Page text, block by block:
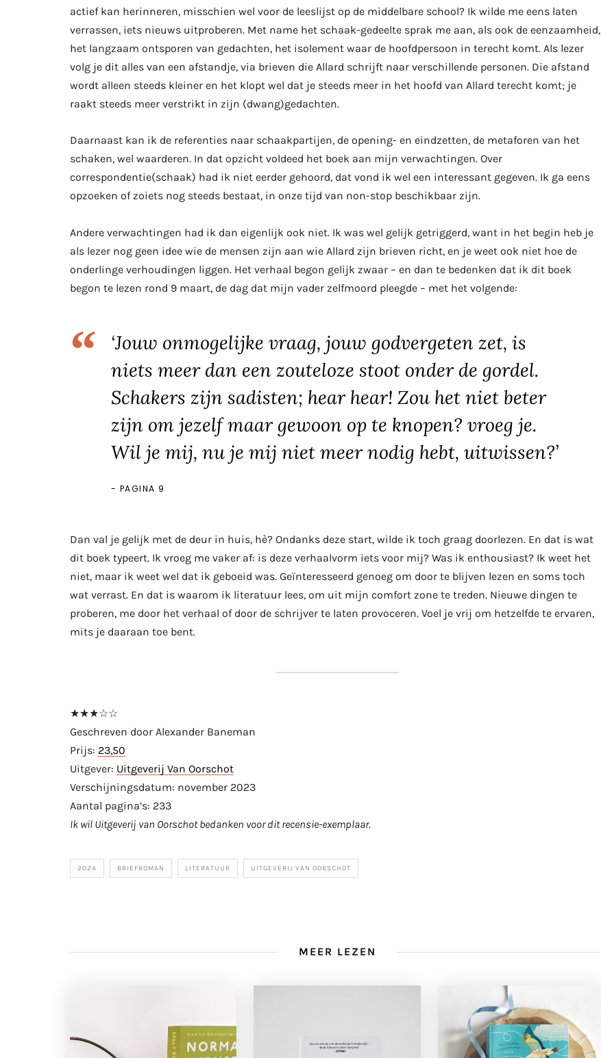
actief kan herinneren, misschien wel voor de leeslijst op de middelbare school? Ik wilde me eens laten
verrassen, iets nieuws uitproberen. Met name het schaak-gedeelte sprak me aan, als ook de eenzaamheid,
het langzaam ontsporen van gedachten, het isolement waar de hoofdpersoon in terecht komt. Als lezer
volg je dit alles van een afstandje, via brieven die Allard schrijft naar verschillende personen. Die afstand
wordt alleen steeds kleiner en het klopt wel dat je steeds meer in het hoofd van Allard terecht komt; je
raakt steeds meer verstrikt in zijn (dwang)gedachten.
Daarnaast kan ik de referenties naar schaakpartijen, de opening- en eindzetten, de metaforen van het
schaken, wel waarderen. In dat opzicht voldeed het boek aan mijn verwachtingen. Over
correspondentie(schaak) had ik niet eerder gehoord, dat vond ik wel een interessant gegeven. Ik ga eens
opzoeken of zoiets nog steeds bestaat, in onze tijd van non-stop beschikbaar zijn.
Andere verwachtingen had ik dan eigenlijk ook niet. Ik was wel gelijk getriggerd, want in het begin heb je
als lezer nog geen idee wie de mensen zijn aan wie Allard zijn brieven richt, en je weet ook niet hoe de
onderlinge verhoudingen liggen. Het verhaal begon gelijk zwaar – en dan te bedenken dat ik dit boek
begon te lezen rond 9 maart, de dag dat mijn vader zelfmoord pleegde – met het volgende:
‘Jouw onmogelijke vraag, jouw godvergeten zet, is
niets meer dan een zouteloze stoot onder de gordel.
Schakers zijn sadisten; hear hear! Zou het niet beter
zijn om jezelf maar gewoon op te knopen? vroeg je.
Wil je mij, nu je mij niet meer nodig hebt, uitwissen?’
PAGINA 9
Dan val je gelijk met de deur in huis, hè? Ondanks deze start, wilde ik toch graag doorlezen. En dat is wat
dit boek typeert. Ik vroeg me vaker af: is deze verhaalvorm iets voor mij? Was ik enthousiast? Ik weet het
niet, maar ik weet wel dat ik geboeid was. Geïnteresseerd genoeg om door te blijven lezen en soms toch
wat verrast. En dat is waarom ik literatuur lees, om uit mijn comfort zone te treden. Nieuwe dingen te
proberen, me door het verhaal of door de schrijver te laten provoceren. Voel je vrij om hetzelfde te ervaren,
mits je daaraan toe bent.
★★★☆☆
Geschreven door Alexander Baneman
Prijs: 23,50
Uitgever: Uitgeverij Van Oorschot
Verschijningsdatum: november 2023
Aantal pagina’s: 233
Ik wil Uitgeverij van Oorschot bedanken voor dit recensie-exemplaar.
2024 BRIEFROMAN LITERATUUR UITGEVERIJ VAN OORSCHOT
MEER LEZEN